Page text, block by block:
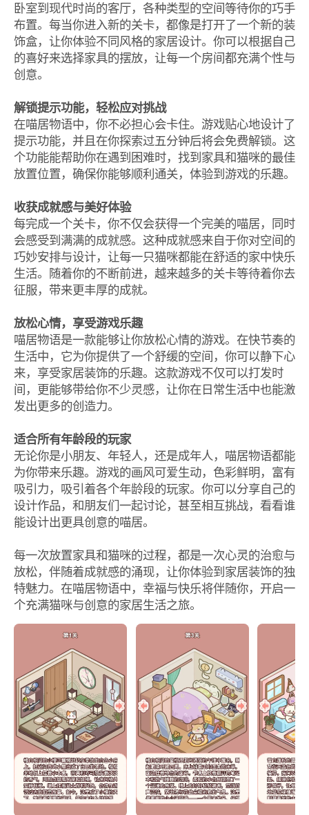
卧室到现代时尚的客厅，各种类型的空间等待你的巧手
布置。每当你进入新的关卡，都像是打开了一个新的装
饰盒，让你体验不同风格的家居设计。你可以根据自己
的喜好来选择家具的摆放，让每一个房间都充满个性与
创意。
解锁提示功能，轻松应对挑战
在喵居物语中，你不必担心会卡住。游戏贴心地设计了
提示功能，并且在你探索过五分钟后将会免费解锁。这
个功能能帮助你在遇到困难时，找到家具和猫咪的最佳
放置位置，确保你能够顺利通关，体验到游戏的乐趣。
收获成就感与美好体验
每完成一个关卡，你不仅会获得一个完美的喵居，同时
会感受到满满的成就感。这种成就感来自于你对空间的
巧妙安排与设计，让每一只猫咪都能在舒适的家中快乐
生活。随着你的不断前进，越来越多的关卡等待着你去
征服，带来更丰厚的成就。
放松心情，享受游戏乐趣
喵居物语是一款能够让你放松心情的游戏。在快节奏的
生活中，它为你提供了一个舒缓的空间，你可以静下心
来，享受家居装饰的乐趣。这款游戏不仅可以打发时
间，更能够带给你不少灵感，让你在日常生活中也能激
发出更多的创造力。
适合所有年龄段的玩家
无论你是小朋友、年轻人，还是成年人，喵居物语都能
为你带来乐趣。游戏的画风可爱生动，色彩鲜明，富有
吸引力，吸引着各个年龄段的玩家。你可以分享自己的
设计作品，和朋友们一起讨论，甚至相互挑战，看看谁
能设计出更具创意的喵居。
每一次放置家具和猫咪的过程，都是一次心灵的治愈与
放松，伴随着成就感的涌现，让你体验到家居装饰的独
特魅力。在喵居物语中，幸福与快乐将伴随你，开启一
个充满猫咪与创意的家居生活之旅。